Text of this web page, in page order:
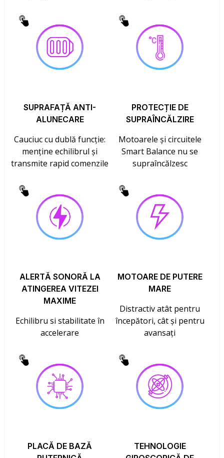
SUPRAFAȚĂ ANTI-
ALUNECARE
Cauciuc cu dublă funcție:
menține echilibrul și
transmite rapid comenzile
PROTECȚIE DE
SUPRAÎNCĂLZIRE
Motoarele și circuitele
Smart Balance nu se
supraîncălzesc
ALERTĂ SONORĂ LA
ATINGEREA VITEZEI
MAXIME
Echilibru si stabilitate în
accelerare
MOTOARE DE PUTERE
MARE
Distractiv atât pentru
începători, cât și pentru
avansați
PLACĂ DE BAZĂ
TEHNOLOGIE